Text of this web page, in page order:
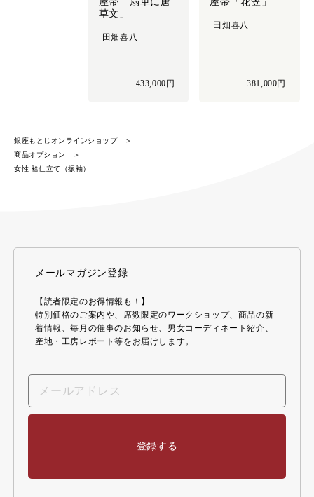
草文」
田畑喜八
433,000円
田畑喜八
381,000円
銀座もとじオンラインショップ
商品オプション
女性 袷仕立て（振袖）
メールマガジン登録
【読者限定のお得情報も！】
特別価格のご案内や、席数限定のワークショップ、商品の新
着情報、毎月の催事のお知らせ、男女コーディネート紹介、
産地・工房レポート等をお届けします。
登録する